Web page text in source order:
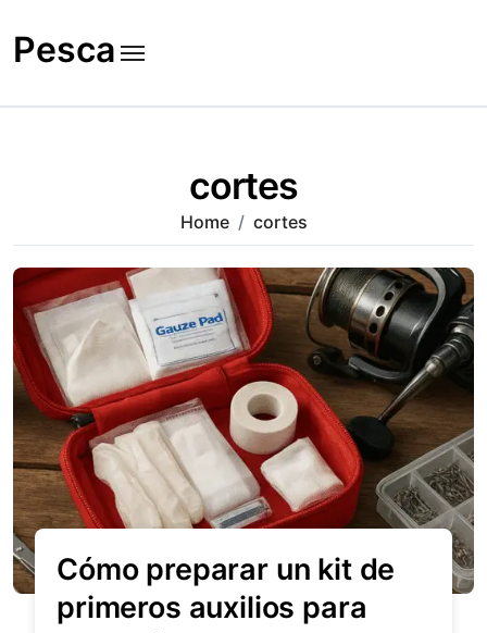
to
content
Pesca
cortes
Home cortes
Cómo preparar un kit de
primeros auxilios para